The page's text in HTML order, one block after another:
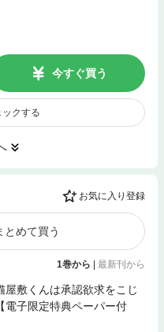
今すぐ買う
クする
お気に入り登録
とめて買う
1巻から | 最新刊から
屋敷くんは承認欲求をこじ
電子限定特典ペーパー付